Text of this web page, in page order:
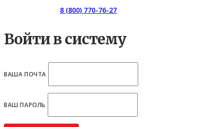
8 (800) 770-76-27
Войти в систему
ВАША ПОЧТА
ВАШ ПАРОЛЬ